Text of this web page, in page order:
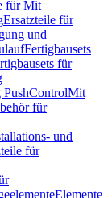
für Mit
Ersatzteile für
und
Fertigbausets
für
Mit
für
und
für
Elemente